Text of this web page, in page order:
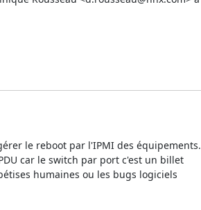
le reboot par l'IPMI des équipements.
car le switch par port c'est un billet
humaines ou les bugs logiciels